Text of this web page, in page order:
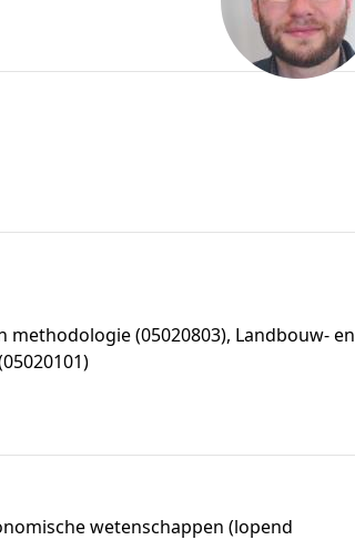
(05020803), Landbouw- en
wetenschappen (lopend